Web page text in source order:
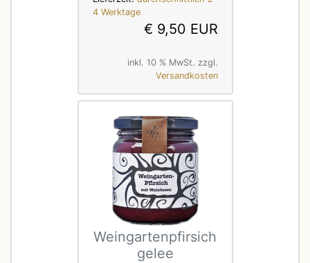
4 Werktage
€ 9,50 EUR
inkl. 10 % MwSt. zzgl.
Versandkosten
Weingartenpfirsich
gelee